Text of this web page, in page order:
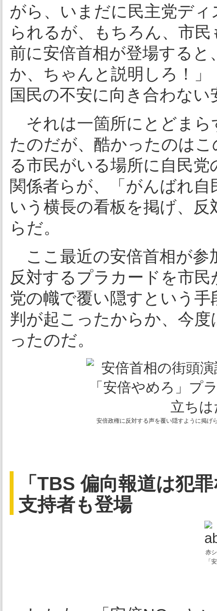
がら、いまだに民主党デ
られるが、もちろん、市
前に安倍首相が登場する
か、ちゃんと説明しろ！
国民の不安に向き合わな
それは一箇所にとどまら
たのだが、酷かったのは
る市民がいる場所に自民
関係者らが、「がんばれ
いう横長の看板を掲げ、
らだ。
ここ最近の安倍首相が参
反対するプラカードを市
党の幟で覆い隠すという
判が起こったからか、今
ったのだ。
「TBS 偏向報道は犯
支持者も登場
赤
「